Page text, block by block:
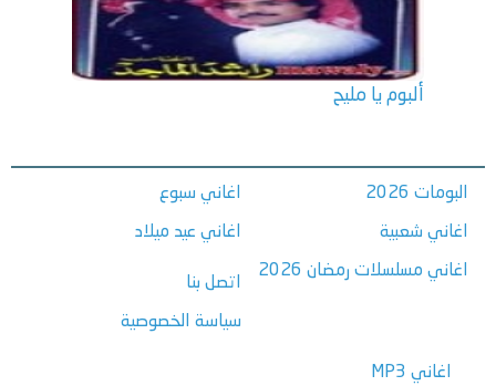
ألبوم يا مليح
البومات 2026
اغاني شعبية
اغاني مسلسلات رمضان 2026
اغاني سبوع
اغاني عيد ميلاد
اتصل بنا
سياسة الخصوصية
اغاني MP3